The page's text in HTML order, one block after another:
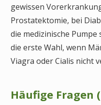
gewissen
Prostatektomie, bei
die medizinische
die erste Wahl, wenn
Viagra oder Cialis nicht
Häufige Fragen